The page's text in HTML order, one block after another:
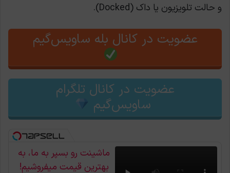
و حالت تلویزیون یا داک (Docked).
عضویت در کانال بله ساویس‌گیم
عضویت در کانال تلگرام
ساویس‌گیم
ماشینت رو بسپر به ما، به
بهترین قیمت میفروشیم!